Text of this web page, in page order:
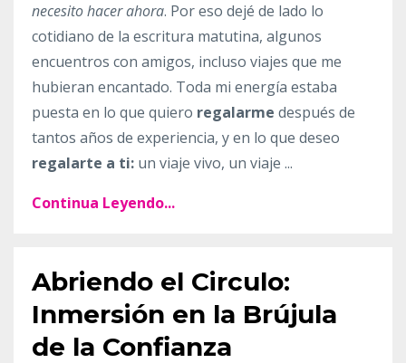
necesito hacer ahora. Por eso dejé de lado lo
cotidiano de la escritura matutina, algunos
encuentros con amigos, incluso viajes que me
hubieran encantado. Toda mi energía estaba
puesta en lo que quiero regalarme después de
tantos años de experiencia, y en lo que deseo
regalarte a ti: un viaje vivo, un viaje ...
Continua Leyendo...
Abriendo el Circulo:
Inmersión en la Brújula
de la Confianza